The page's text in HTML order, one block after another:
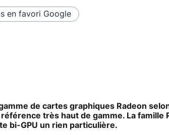
en favori Google
de cartes graphiques Radeon
très haut de gamme. La famille
bi-GPU un rien particulière.